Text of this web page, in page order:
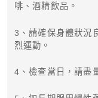
啡、酒精飲品。
3、請確保身體狀況
烈運動。
4、檢查當日，請盡